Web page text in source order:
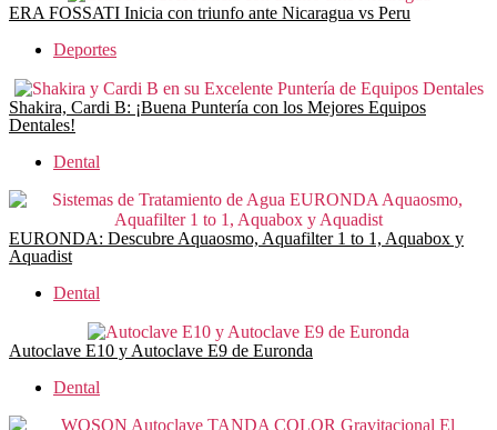
ERA FOSSATI Inicia con triunfo ante Nicaragua vs Peru
Deportes
Shakira, Cardi B: ¡Buena Puntería con los Mejores Equipos
Dentales!
Dental
EURONDA: Descubre Aquaosmo, Aquafilter 1 to 1, Aquabox y
Aquadist
Dental
Autoclave E10 y Autoclave E9 de Euronda
Dental